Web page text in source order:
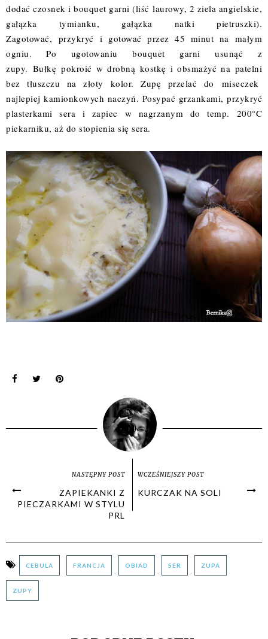
dodać czosnek i bouquet garni (liść laurowy, 2 ziela angielskie,
gałązka tymianku, gałązka natki pietruszki).
Zagotować, przykryć i gotować przez 45 minut na małym
ogniu. Po ugotowaniu bouquet garni usunąć z
zupy. Bułkę pokroić w drobną kostkę i obsmażyć na patelni
bez tłuszczu na złoty kolor. Zupę przelać do miseczek
najlepiej kamionkowych naczyń. Posypać grzankami, przykryć
plasterkami sera i zapiec w nagrzanym do temp. 200°C
piekarniku, aż do stopienia się sera.
NASTĘPNY POST
ZAPIEKANKI Z
PIECZARKAMI W STYLU
PRL
WCZEŚNIEJSZY POST
KURCZAK NA SOLI
CEBULA FRANCJA OBIAD SER ZUPA
ZUPY